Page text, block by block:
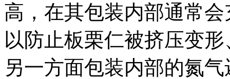
高，在其包装内部通常
以防止板栗仁被挤压变
另一方面包装内部的氮